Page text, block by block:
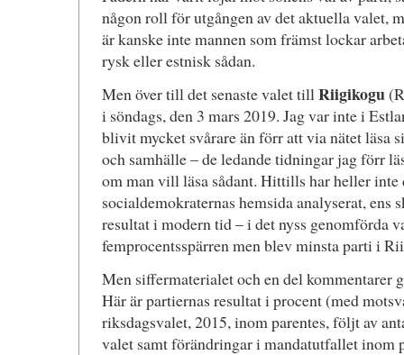
någon roll för utgången av det aktuella valet,
är kanske inte mannen som främst lockar
rysk eller estnisk sådan.
Men över till det senaste valet tillRiigikogu
i söndags, den 3 mars 2019. Jag var inte i
blivit mycket svårare än förr att via nätet läsa
och samhälle – de ledande tidningar jag förr
om man vill läsa sådant. Hittills har heller inte
socialdemokraternas hemsida analyserat, ens
resultat i modern tid – i det nyss genomförda
femprocentsspärren men blev minsta parti i
Men siffermaterialet och en del kommentarer
Här är partiernas resultat i procent (med
riksdagsvalet, 2015, inom parentes, följt av
valet samt förändringar i mandatutfallet inom